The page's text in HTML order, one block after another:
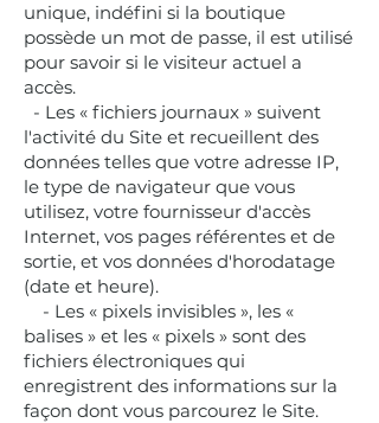
unique, indéfini si la boutique
possède un mot de passe, il est utilisé
pour savoir si le visiteur actuel a
accès.
- Les « fichiers journaux » suivent
l'activité du Site et recueillent des
données telles que votre adresse IP,
le type de navigateur que vous
utilisez, votre fournisseur d'accès
Internet, vos pages référentes et de
sortie, et vos données d'horodatage
(date et heure).
- Les « pixels invisibles », les «
balises » et les « pixels » sont des
fichiers électroniques qui
enregistrent des informations sur la
façon dont vous parcourez le Site.